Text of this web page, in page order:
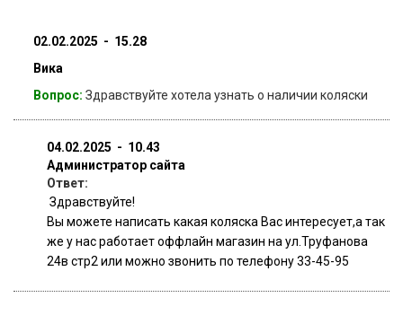
02.02.2025 - 15.28
Вика
Вопрос: Здравствуйте хотела узнать о наличии коляски
04.02.2025 - 10.43
Администратор сайта
Ответ:
Здравствуйте!
Вы можете написать какая коляска Вас интересует,а так
же у нас работает оффлайн магазин на ул.Труфанова
24в стр2 или можно звонить по телефону 33-45-95